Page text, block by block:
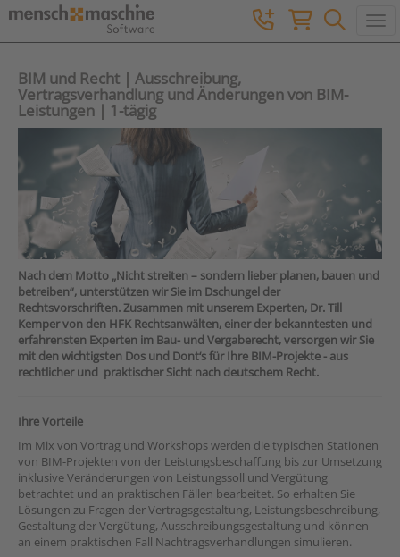
BIM und Recht | Ausschreibung,
Vertragsverhandlung und Änderungen von BIM-
Leistungen | 1-tägig
Nach dem Motto „Nicht streiten – sondern lieber planen, bauen und
betreiben“, unterstützen wir Sie im Dschungel der
Rechtsvorschriften. Zusammen mit unserem Experten, Dr. Till
Kemper von den HFK Rechtsanwälten, einer der bekanntesten und
erfahrensten Experten im Bau- und Vergaberecht, versorgen wir Sie
mit den wichtigsten Dos und Dont‘s für Ihre BIM-Projekte - aus
rechtlicher und praktischer Sicht nach deutschem Recht.
Ihre Vorteile
Im Mix von Vortrag und Workshops werden die typischen Stationen
von BIM-Projekten von der Leistungsbeschaffung bis zur Umsetzung
inklusive Veränderungen von Leistungssoll und Vergütung
betrachtet und an praktischen Fällen bearbeitet. So erhalten Sie
Lösungen zu Fragen der Vertragsgestaltung, Leistungsbeschreibung,
Gestaltung der Vergütung, Ausschreibungsgestaltung und können
an einem praktischen Fall Nachtragsverhandlungen simulieren.